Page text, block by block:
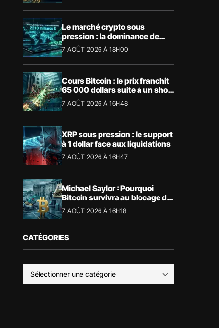
Le marché crypto sous
pression : la dominance de
Bitcoin aspire la liquidité
7 AOÛT 2026 À 18H00
Cours Bitcoin : le prix franchit
65 000 dollars suite à un short
squeeze massif
7 AOÛT 2026 À 16H48
XRP sous pression : le support
à 1 dollar face aux liquidations
7 AOÛT 2026 À 16H47
Michael Saylor : Pourquoi
Bitcoin survivra au blocage du
CLARITY Act
7 AOÛT 2026 À 16H18
CATÉGORIES